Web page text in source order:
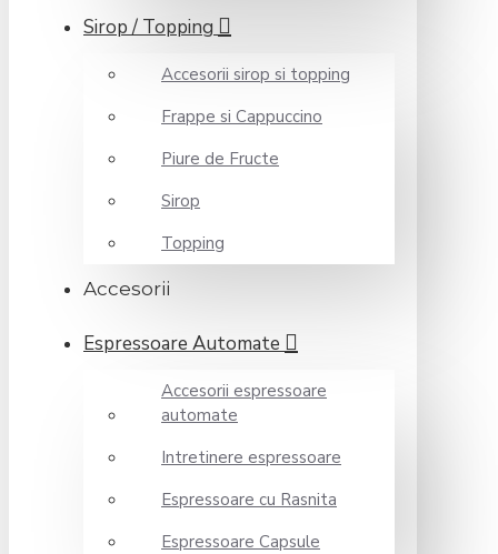
Sirop / Topping
Accesorii sirop si topping
Frappe si Cappuccino
Piure de Fructe
Sirop
Topping
Accesorii
Espressoare Automate
Accesorii espressoare
automate
Intretinere espressoare
Espressoare cu Rasnita
Espressoare Capsule